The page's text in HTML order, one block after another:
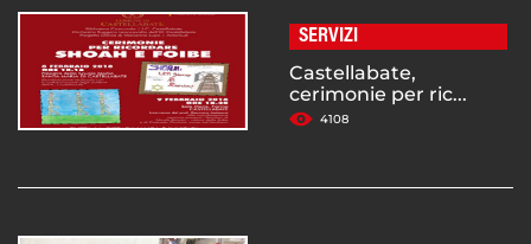
SERVIZI
Castellabate,
cerimonie per ric...
4108